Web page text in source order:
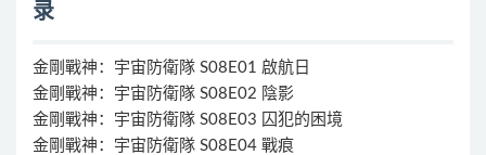
录
金剛戰神：宇宙防衛隊 S08E01 啟航日
金剛戰神：宇宙防衛隊 S08E02 陰影
金剛戰神：宇宙防衛隊 S08E03 囚犯的困境
金剛戰神：宇宙防衛隊 S08E04 戰痕